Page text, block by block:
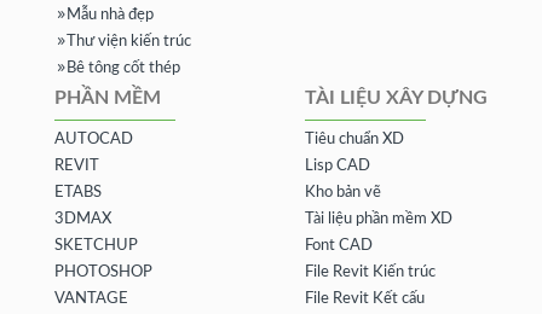
Mẫu nhà đẹp
Thư viện kiến trúc
Bê tông cốt thép
PHẦN MỀM
AUTOCAD
REVIT
ETABS
3DMAX
SKETCHUP
PHOTOSHOP
VANTAGE
TÀI LIỆU XÂY DỰNG
Tiêu chuẩn XD
Lisp CAD
Kho bản vẽ
Tài liệu phần mềm XD
Font CAD
File Revit Kiến trúc
File Revit Kết cấu